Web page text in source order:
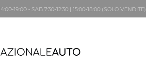
19:00 - SAB 7:30-12:30 | 15:00-18:00 (SOLO VENDITE)